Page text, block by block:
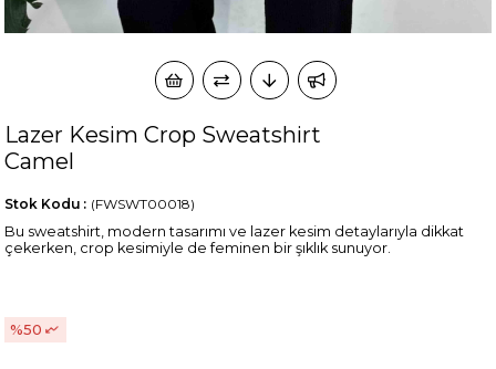
Lazer Kesim Crop Sweatshirt
Camel
(FWSWT00018)
Stok Kodu
Bu sweatshirt, modern tasarımı ve lazer kesim detaylarıyla dikkat
çekerken, crop kesimiyle de feminen bir şıklık sunuyor.
50